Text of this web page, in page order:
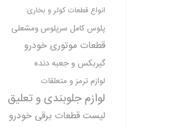
انواع قطعات کولر و بخاری
پلوس کامل سرپلوس ومشعلی
قطعات موتوری خودرو
گیربکس و جعبه دنده
لوازم ترمز و متعلقات
لوازم جلوبندی و تعلیق
لیست قطعات برقی خودرو